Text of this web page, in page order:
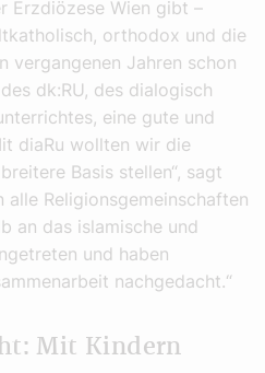
Erzdiözese Wien gibt –
orthodox und die
vergangenen Jahren schon
dk:RU, des dialogisch
eine gute und
diaRu wollten wir die
Basis stellen“, sagt
alle Religionsgemeinschaften
an das islamische und
und haben
nachgedacht.“
Mit Kindern